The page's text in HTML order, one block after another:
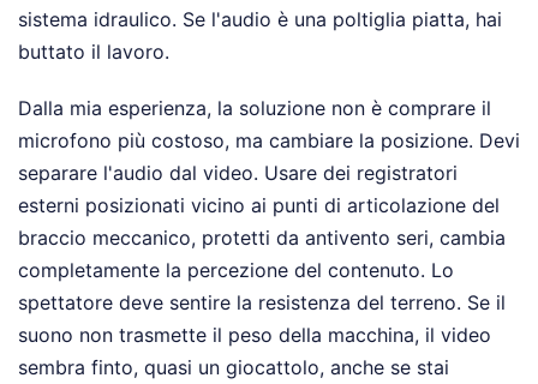
sistema idraulico. Se l'audio è una poltiglia piatta, hai
buttato il lavoro.
Dalla mia esperienza, la soluzione non è comprare il
microfono più costoso, ma cambiare la posizione. Devi
separare l'audio dal video. Usare dei registratori
esterni posizionati vicino ai punti di articolazione del
braccio meccanico, protetti da antivento seri, cambia
completamente la percezione del contenuto. Lo
spettatore deve sentire la resistenza del terreno. Se il
suono non trasmette il peso della macchina, il video
sembra finto, quasi un giocattolo, anche se stai